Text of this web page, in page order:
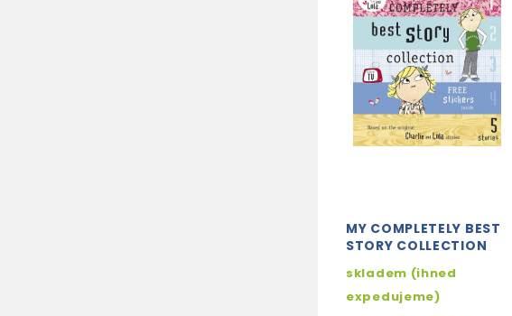
MY COMPLETELY BEST
STORY COLLECTION
skladem (ihned
expedujeme)